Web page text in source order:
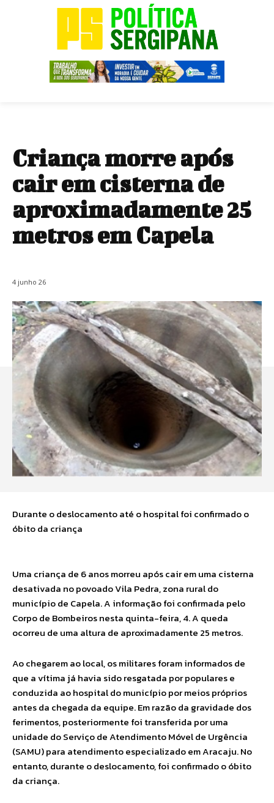
Criança morre após
cair em cisterna de
aproximadamente 25
metros em Capela
4 junho 26
Durante o deslocamento até o hospital foi confirmado o
óbito da criança
Uma criança de 6 anos morreu após cair em uma cisterna
desativada no povoado Vila Pedra, zona rural do
município de Capela. A informação foi confirmada pelo
Corpo de Bombeiros nesta quinta-feira, 4. A queda
ocorreu de uma altura de aproximadamente 25 metros.
Ao chegarem ao local, os militares foram informados de
que a vítima já havia sido resgatada por populares e
conduzida ao hospital do município por meios próprios
antes da chegada da equipe. Em razão da gravidade dos
ferimentos, posteriormente foi transferida por uma
unidade do Serviço de Atendimento Móvel de Urgência
(SAMU) para atendimento especializado em Aracaju. No
entanto, durante o deslocamento, foi confirmado o óbito
da criança.